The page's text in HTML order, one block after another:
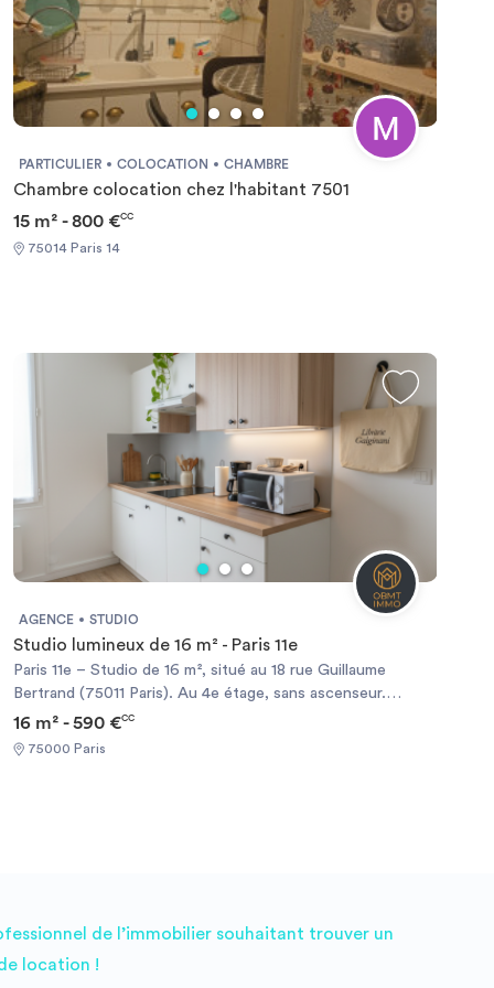
PARTICULIER COLOCATION CHAMBRE
Chambre colocation chez l'habitant 7501
15 m² - 800 €CC
75014 Paris 14
AGENCE STUDIO
Studio lumineux de 16 m² - Paris 11e
Paris 11e – Studio de 16 m², situé au 18 rue Guillaume
Bertrand (75011 Paris). Au 4e étage, sans ascenseur.
L'appartement dispose d'une pièce principale avec cuisine
équipée, ainsi que d'une salle d'eau avec WC. Très
lumineux, il bénéficie d'une exposition ouest. Transports à
16 m² - 590 €CC
75000 Paris
de l’immobilier souhaitant trouver un
location !